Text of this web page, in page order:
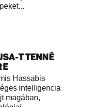
T TENNÉ
Hassabis
intelligencia
magában,